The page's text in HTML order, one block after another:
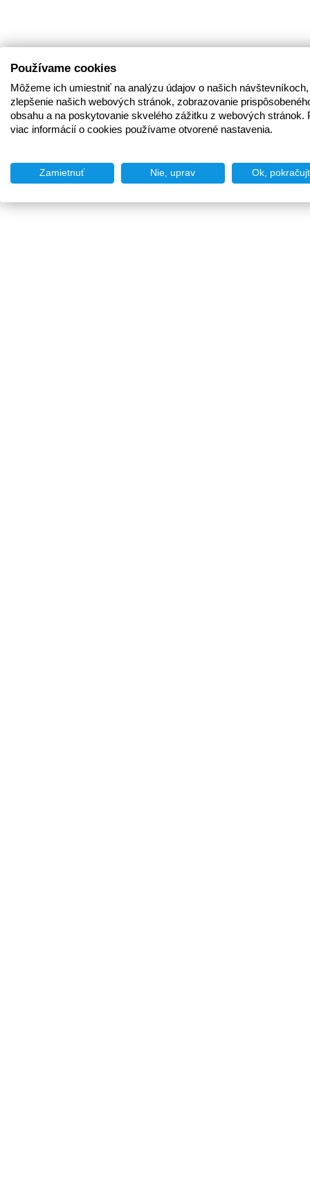
Používame cookies
Môžeme ich umiestniť na analýzu údajov o našich
zlepšenie našich webových stránok, zobrazovanie
obsahu a na poskytovanie skvelého zážitku z webových stránok.
viac informácií o cookies používame otvorené nastavenia.
Zamietnuť Nie, uprav Ok,